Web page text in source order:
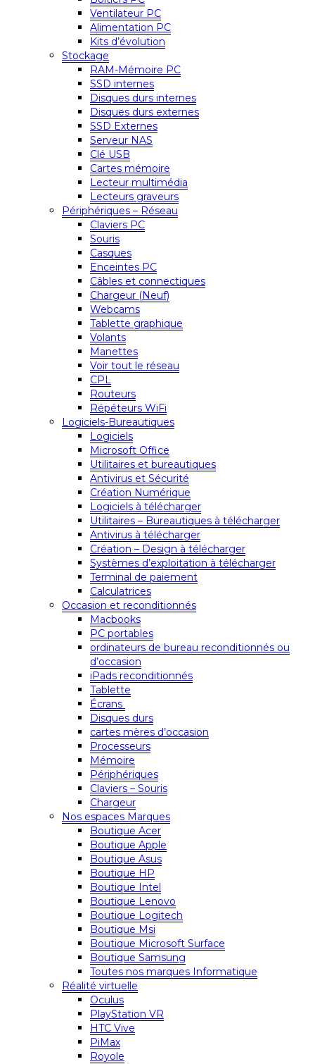
Ventilateur PC
Alimentation PC
Kits d’évolution
Stockage
RAM-Mémoire PC
SSD internes
Disques durs internes
Disques durs externes
SSD Externes
Serveur NAS
Clé USB
Cartes mémoire
Lecteur multimédia
Lecteurs graveurs
Périphériques – Réseau
Claviers PC
Souris
Casques
Enceintes PC
Câbles et connectiques
Chargeur (Neuf)
Webcams
Tablette graphique
Volants
Manettes
Voir tout le réseau
CPL
Routeurs
Répéteurs WiFi
Logiciels-Bureautiques
Logiciels
Microsoft Office
Utilitaires et bureautiques
Antivirus et Sécurité
Création Numérique
Logiciels à télécharger
Utilitaires – Bureautiques à télécharger
Antivirus à télécharger
Création – Design à télécharger
Systèmes d’exploitation à télécharger
Terminal de paiement
Calculatrices
Occasion et reconditionnés
Macbooks
PC portables
ordinateurs de bureau reconditionnés ou
d’occasion
iPads reconditionnés
Tablette
Écrans
Disques durs
cartes mères d’occasion
Processeurs
Mémoire
Périphériques
Claviers – Souris
Chargeur
Nos espaces Marques
Boutique Acer
Boutique Apple
Boutique Asus
Boutique HP
Boutique Intel
Boutique Lenovo
Boutique Logitech
Boutique Msi
Boutique Microsoft Surface
Boutique Samsung
Toutes nos marques Informatique
Réalité virtuelle
Oculus
PlayStation VR
HTC Vive
PiMax
Royole